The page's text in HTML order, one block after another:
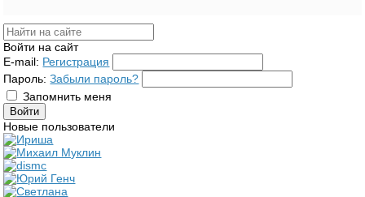
Войти на сайт
E-mail: Регистрация
Пароль: Забыли пароль?
Запомнить меня
Новые пользователи